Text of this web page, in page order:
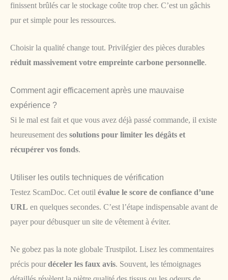
finissent brûlés car le stockage coûte trop cher. C’est un gâchis
pur et simple pour les ressources.
Choisir la qualité change tout. Privilégier des pièces durables
réduit massivement votre empreinte carbone personnelle.
Comment agir efficacement après une mauvaise
expérience ?
Si le mal est fait et que vous avez déjà passé commande, il existe
heureusement des solutions pour limiter les dégâts et
récupérer vos fonds.
Utiliser les outils techniques de vérification
Testez ScamDoc. Cet outil évalue le score de confiance d’une
URL en quelques secondes. C’est l’étape indispensable avant de
payer pour débusquer un site de vêtement à éviter.
Ne gobez pas la note globale Trustpilot. Lisez les commentaires
précis pour déceler les faux avis. Souvent, les témoignages